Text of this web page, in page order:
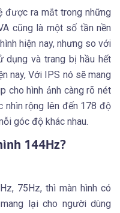
được ra mắt trong những
cũng là một số tần nền
hiện nay, nhưng so với
và trang bị hầu hết
nay, Với IPS nó sẽ mang
cho hình ảnh càng rõ nét
nhìn rộng lên đến 178 độ
góc độ khác nhau.
144Hz?
75Hz, thì màn hình có
lại cho người dùng